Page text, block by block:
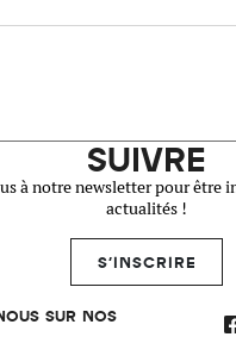
SUIVRE
à notre newsletter pour être
actualités !
S'INSCRIRE
SUR NOS